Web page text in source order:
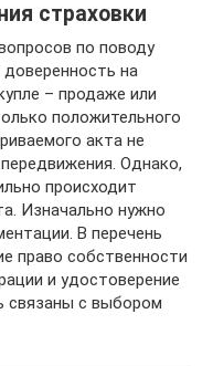
страховки
по поводу
на
– продаже или
положительного
акта не
Однако,
происходит
Изначально нужно
В перечень
право собственности
и удостоверение
связаны с выбором